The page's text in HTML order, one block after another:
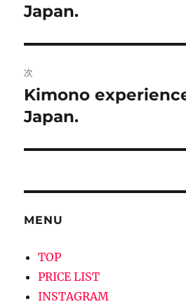
ナ
ビ
ゲ
ー
ン
の
稿:
Japan.
次
次
の
稿:
Kimono
Japan.
MENU
TOP
PRICE LIST
INSTAGRAM